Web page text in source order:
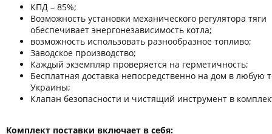
КПД – 85%;
Возможность установки механического регулятора тяги
обеспечивает энергонезависимость котла;
возможность использовать разнообразное топливо;
Заводское производство;
Каждый экземпляр проверяется на герметичность;
Бесплатная доставка непосредственно на дом в любую
Украины;
Клапан безопасности и чистящий инструмент в
Комплект поставки включает в себя: